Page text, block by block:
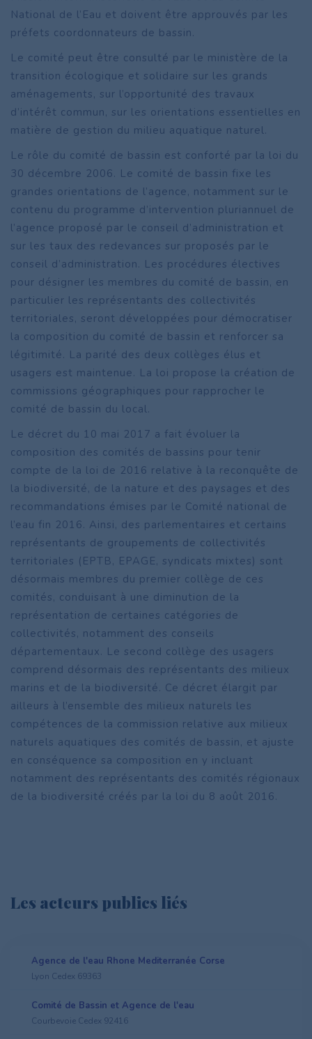
National de l’Eau et doivent être approuvés par les
préfets coordonnateurs de bassin.
Le comité peut être consulté par le ministère de la
transition écologique et solidaire sur les grands
aménagements, sur l’opportunité des travaux
d’intérêt commun, sur les orientations essentielles en
matière de gestion du milieu aquatique naturel.
Le rôle du comité de bassin est conforté par la loi du
30 décembre 2006. Le comité de bassin fixe les
grandes orientations de l’agence, notamment sur le
contenu du programme d’intervention pluriannuel de
l’agence proposé par le conseil d’administration et
sur les taux des redevances sur proposés par le
conseil d’administration. Les procédures électives
pour désigner les membres du comité de bassin, en
particulier les représentants des collectivités
territoriales, seront développées pour démocratiser
la composition du comité de bassin et renforcer sa
légitimité. La parité des deux collèges élus et
usagers est maintenue. La loi propose la création de
commissions géographiques pour rapprocher le
comité de bassin du local.
Le décret du 10 mai 2017 a fait évoluer la
composition des comités de bassins pour tenir
compte de la loi de 2016 relative à la reconquête de
la biodiversité, de la nature et des paysages et des
recommandations émises par le Comité national de
l’eau fin 2016. Ainsi, des parlementaires et certains
représentants de groupements de collectivités
territoriales (EPTB, EPAGE, syndicats mixtes) sont
désormais membres du premier collège de ces
comités, conduisant à une diminution de la
représentation de certaines catégories de
collectivités, notamment des conseils
départementaux. Le second collège des usagers
comprend désormais des représentants des milieux
marins et de la biodiversité. Ce décret élargit par
ailleurs à l’ensemble des milieux naturels les
compétences de la commission relative aux milieux
naturels aquatiques des comités de bassin, et ajuste
en conséquence sa composition en y incluant
notamment des représentants des comités régionaux
de la biodiversité créés par la loi du 8 août 2016.
Les acteurs publics liés
Agence de l'eau Rhone Mediterranée Corse
Lyon Cedex 69363
Comité de Bassin et Agence de l'eau
Courbevoie Cedex 92416